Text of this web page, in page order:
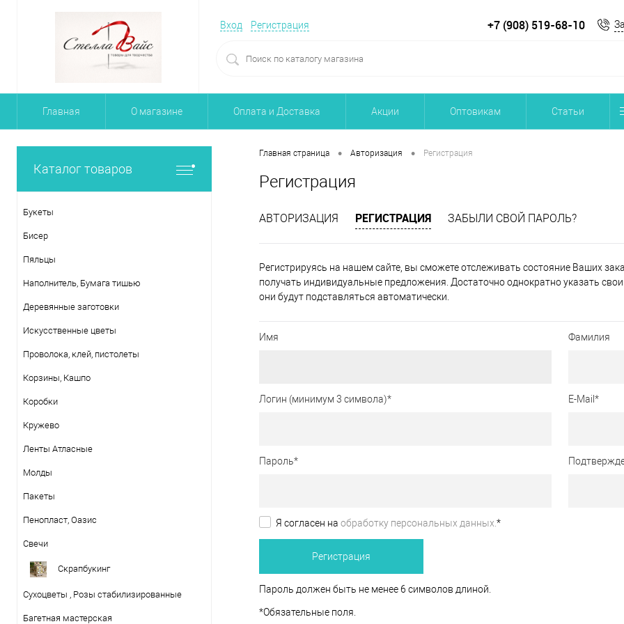
Вход Регистрация +7 (908) 519-68-10
Главная О магазине Оплата и Доставка Акции Оптовикам Статьи
Каталог товаров
Букеты
Бисер
Пяльцы
Наполнитель, Бумага тишью
Деревянные заготовки
Искусственные цветы
Проволока, клей, пистолеты
Корзины, Кашпо
Коробки
Кружево
Ленты Атласные
Молды
Пакеты
Пенопласт, Оазис
Свечи
Скрапбукинг
Сухоцветы , Розы стабилизированные
Багетная мастерская
Главная страница • Авторизация • Регистрация
Регистрация
АВТОРИЗАЦИЯ РЕГИСТРАЦИЯ ЗАБЫЛИ СВОЙ ПАРОЛЬ?
Регистрируясь на нашем сайте, вы сможете отслеживать состояние Ваших
получать индивидуальные предложения. Достаточно однократно указать
они будут подставляться автоматически.
Имя Фамилия
Логин (минимум 3 символа)* E-Mail *
Пароль*
Я согласен на обработку персональных данных.*
Пароль должен быть не менее 6 символов длиной.
*Обязательные поля.